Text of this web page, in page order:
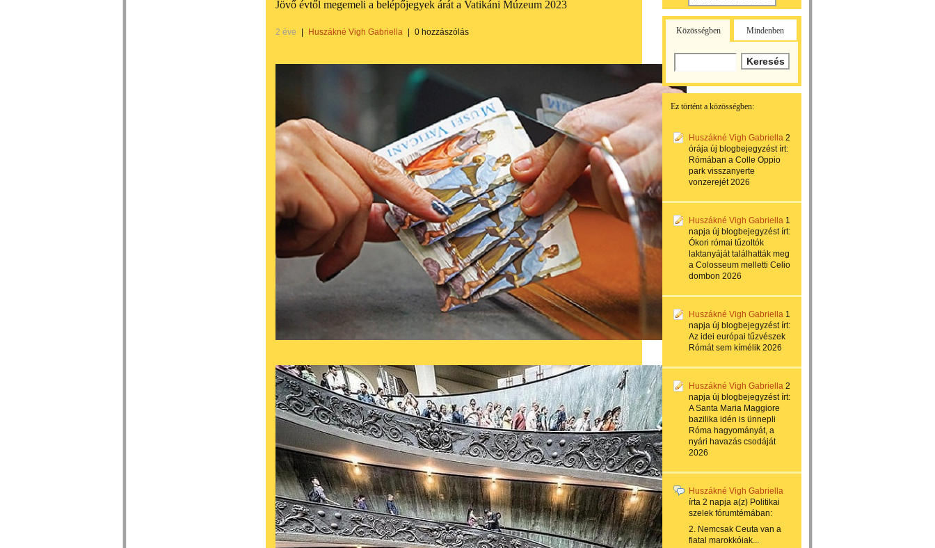
Jövő évtől megemeli a belépőjegyek árát a Vatikáni Múzeum 2023
2 éve Huszákné Vigh Gabriella 0 hozzászólás Közösségben Mindenben
Ez történt a közösségben:
Huszákné Vigh Gabriella 2
órája új blogbejegyzést írt:
Rómában a Colle Oppio
park visszanyerte
vonzerejét 2026
Huszákné Vigh Gabriella 1
napja új blogbejegyzést írt:
Ókori római tűzoltók
laktanyáját találhatták meg
a Colosseum melletti Celio
dombon 2026
Huszákné Vigh Gabriella 1
napja új blogbejegyzést írt:
Az idei európai tűzvészek
Rómát sem kímélik 2026
Huszákné Vigh Gabriella 2
napja új blogbejegyzést írt:
A Santa Maria Maggiore
bazilika idén is ünnepli
Róma hagyományát, a
nyári havazás csodáját
2026
Huszákné Vigh Gabriella
írta 2 napja a(z) Politikai
szelek fórumtémában:
2. Nemcsak Ceuta van a
fiatal marokkóiak...